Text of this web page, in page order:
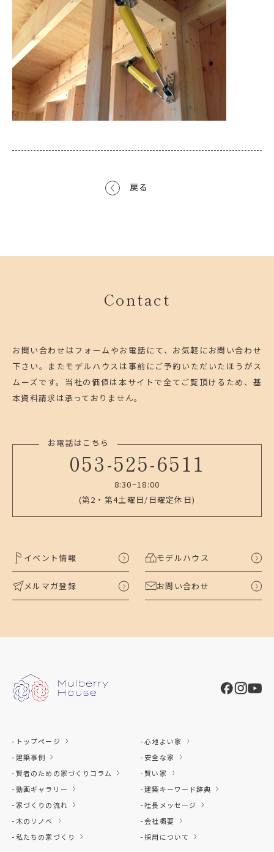
戻る
Contact
お問い合わせはフォームやお電話にて、お気軽にお問い合わせ
下さい。 またモデルハウスは事前にご予約いただいたほうがス
ムーズです。 当社の価値は本サイトで全てご覧頂けるため、基
本資料請求は承っておりません。
お電話はこちら
053-525-6511
8:30~18:00
(第2・第4土曜日/日曜定休日)
イベント情報 モデルハウス
メルマガ登録 お問い合わせ
トップページ
建築事例
賢者のための家づくりコラム
動画ギャラリー
家づくりの流れ
木のリノベ
私たちの家づくり
心地よい家
安全な家
賢い家
建築キーワード辞典
社長メッセージ
会社概要
採用について